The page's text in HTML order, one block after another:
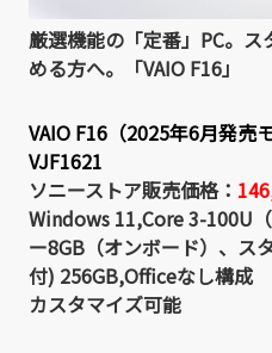
厳選機能の「定番」PC。
める方へ。「VAIO F16」
VAIO F16（2025年6月発売
VJF1621
ソニーストア販売価格：
Windows 11,Core 3-100U
ー8GB（オンボード）、ス
付) 256GB,Officeなし構成
カスタマイズ可能